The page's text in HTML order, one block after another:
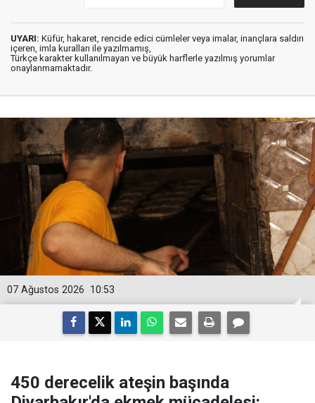
UYARI: Küfür, hakaret, rencide edici cümleler veya imalar, inançlara saldırı
içeren, imla kuralları ile yazılmamış,
Türkçe karakter kullanılmayan ve büyük harflerle yazılmış yorumlar
onaylanmamaktadır.
10:53
07 Ağustos 2026
450 derecelik ateşin başında